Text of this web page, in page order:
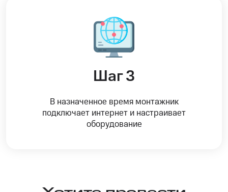
Шаг 3
В назначенное время монтажник
подключает интернет и настраивает
оборудование